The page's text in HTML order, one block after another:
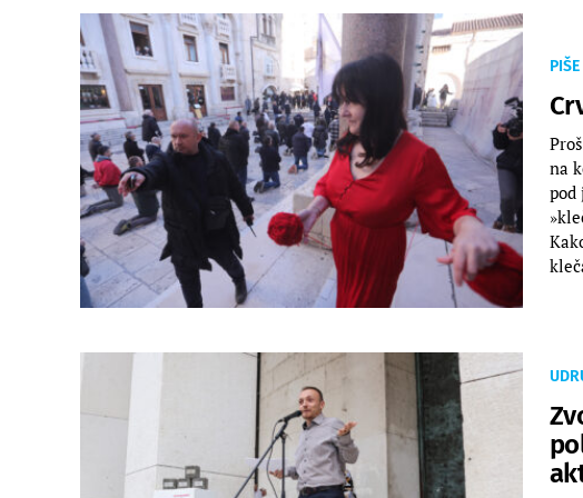
na
pod